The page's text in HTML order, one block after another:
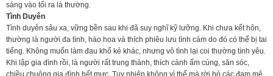
sáng vào tối ra là thường.
Tình Duyên
Tình duyên sâu xa, vững bền sau khi đã suy nghĩ kỹ lưỡng. Khi chưa kết hôn,
thường là người đa tình, hào hoa và thích phiêu lưu tình cảm do đó có thể bị tai
tiếng. Không muốn làm đau khổ kẻ khác, nhưng vô tình lại coi thường tình yêu.
Khi lập gia đình rồi, là người rất trung thành, thích cảnh ấm cúng, săn sóc,